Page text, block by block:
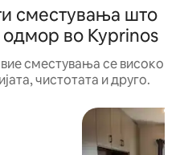
сместувања што
одмор во Kyprinos
сместувања се високо
чистотата и друго.